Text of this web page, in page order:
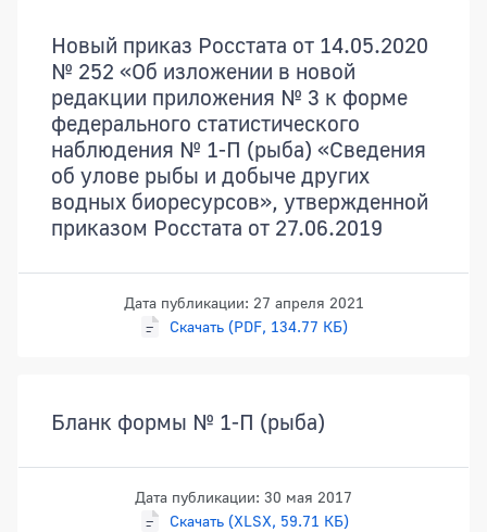
Новый приказ Росстата от 14.05.2020
№ 252 «Об изложении в новой
редакции приложения № 3 к форме
федерального статистического
наблюдения № 1-П (рыба) «Сведения
об улове рыбы и добыче других
водных биоресурсов», утвержденной
приказом Росстата от 27.06.2019
Дата публикации: 27 апреля 2021
Скачать (PDF, 134.77 КБ)
Бланк формы № 1-П (рыба)
Дата публикации: 30 мая 2017
Скачать (XLSX, 59.71 КБ)